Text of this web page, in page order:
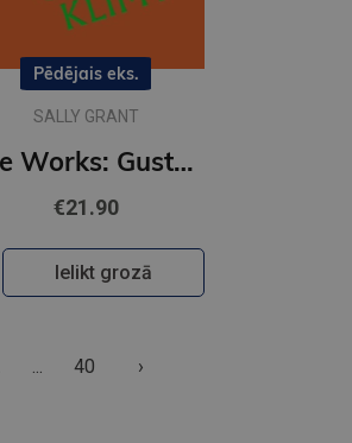
Pēdējais eks.
SALLY GRANT
The Works: Gustav Klimt: The essential masterpieces
€21.90
Ielikt grozā
40 ›